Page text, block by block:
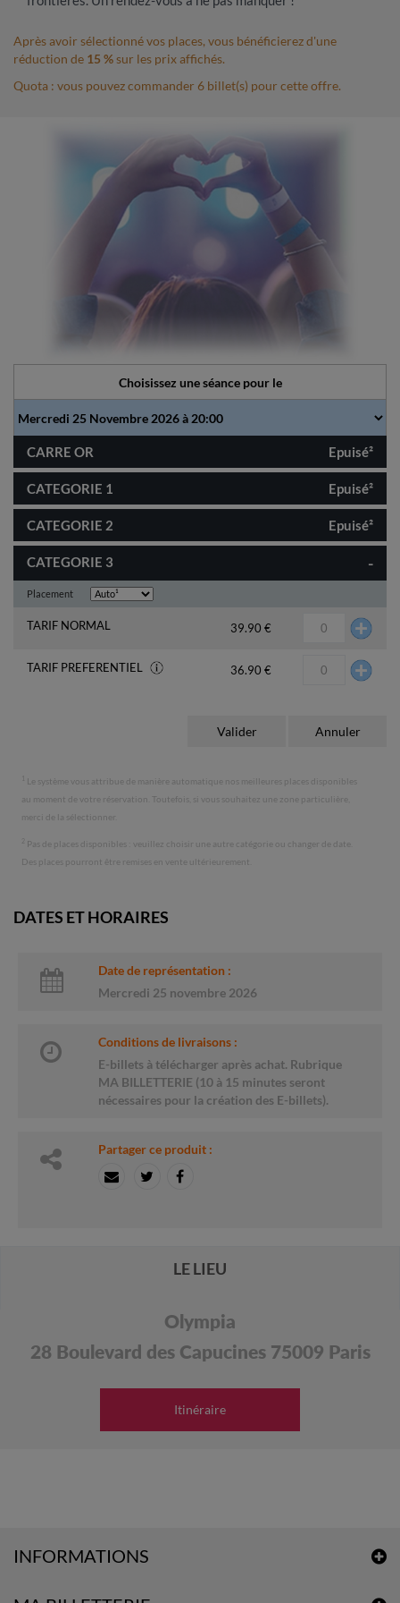
Après avoir sélectionné vos places, vous bénéficierez d'une
réduction de 15 %sur les prix affichés.
Quota : vous pouvez commander 6 billet(s) pour cette offre.
Choisissez une séance pour le
CARRE OR Epuisé²
CATEGORIE 1 Epuisé²
CATEGORIE 2 Epuisé²
CATEGORIE 3 -
Placement
TARIF NORMAL 39.90 €
TARIF PREFERENTIEL 36.90 €
Le système vous attribue de manière automatique nos meilleures places disponibles
au moment de votre réservation. Toutefois, si vous souhaitez une zone particulière,
merci de la sélectionner.
2 Pas de places disponibles : veuillez choisir une autre catégorie ou changer de date.
Des places pourront être remises en vente ultérieurement.
DATES ET HORAIRES
Date de représentation :
Mercredi 25 novembre 2026
Conditions de livraisons :
E-billets à télécharger après achat. Rubrique
MA BILLETTERIE (10 à 15 minutes seront
nécessaires pour la création des E-billets).
Partager ce produit :
LE LIEU
Olympia
28 Boulevard des Capucines 75009 Paris
Itinéraire
INFORMATIONS